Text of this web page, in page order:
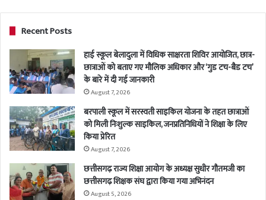
Recent Posts
हाई स्कूल बेलादुला में विधिक साक्षरता शिविर आयोजित, छात्र-
छात्राओं को बताए गए मौलिक अधिकार और ‘गुड टच-बैड टच’
के बारे में दी गई जानकारी
August 7, 2026
बरपाली स्कूल में सरस्वती साइकिल योजना के तहत छात्राओं
को मिली निःशुल्क साइकिल, जनप्रतिनिधियों ने शिक्षा के लिए
किया प्रेरित
August 7, 2026
छत्तीसगढ़ राज्य शिक्षा आयोग के अध्यक्ष सुधीर गौतमजी का
छत्तीसगढ़ शिक्षक संघ द्वारा किया गया अभिनंदन
August 5, 2026